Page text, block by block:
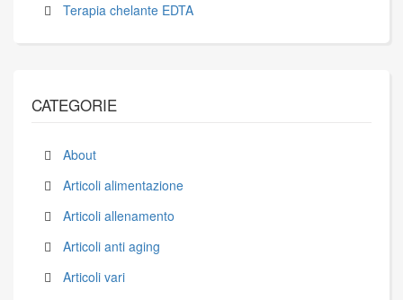
Terapia chelante EDTA
CATEGORIE
About
Articoli alimentazione
Articoli allenamento
Articoli anti aging
Articoli vari